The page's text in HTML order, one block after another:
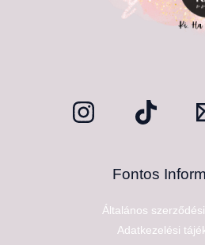
Fontos
Általános
Adatkezelési